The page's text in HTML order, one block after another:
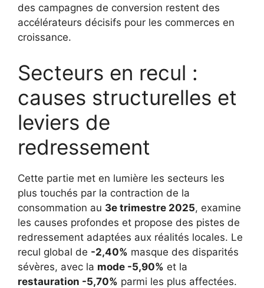
des campagnes de conversion restent des
accélérateurs décisifs pour les commerces en
croissance.
Secteurs en recul :
causes structurelles et
leviers de
redressement
Cette partie met en lumière les secteurs les
plus touchés par la contraction de la
consommation au 3e trimestre 2025, examine
les causes profondes et propose des pistes de
redressement adaptées aux réalités locales. Le
recul global de -2,40% masque des disparités
sévères, avec la mode -5,90% et la
restauration -5,70% parmi les plus affectées.